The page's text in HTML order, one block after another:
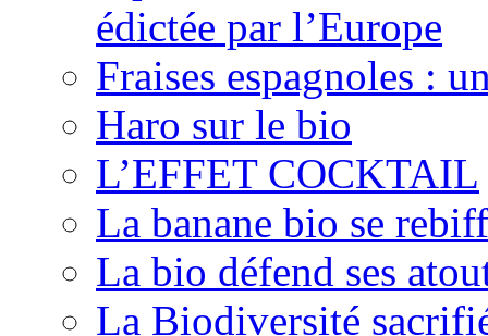
édictée par l’Europe
Fraises espagnoles :
Haro sur le bio
L’EFFET COCKTAIL
La banane bio se
La bio défend ses
La Biodiversité